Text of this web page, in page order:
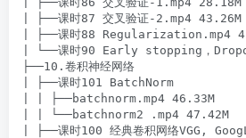
| ├──课时87 交叉验证-2.mp4 43.26M
| ├──课时88 Regularization.mp4
| └──课时90 Early stopping，
├──10.卷积神经网络
| ├──课时101 BatchNorm
| | ├──batchnorm.mp4 46.33M
| | └──batchnorm2 .mp4 47.42M
| ├──课时100 经典卷积网络VGG,